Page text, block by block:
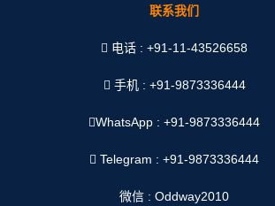
联系我们
电话 : +91-11-43526658
手机 : +91-9873336444
WhatsApp :+91-9873336444
Telegram : +91-9873336444
微信 : Oddway2010